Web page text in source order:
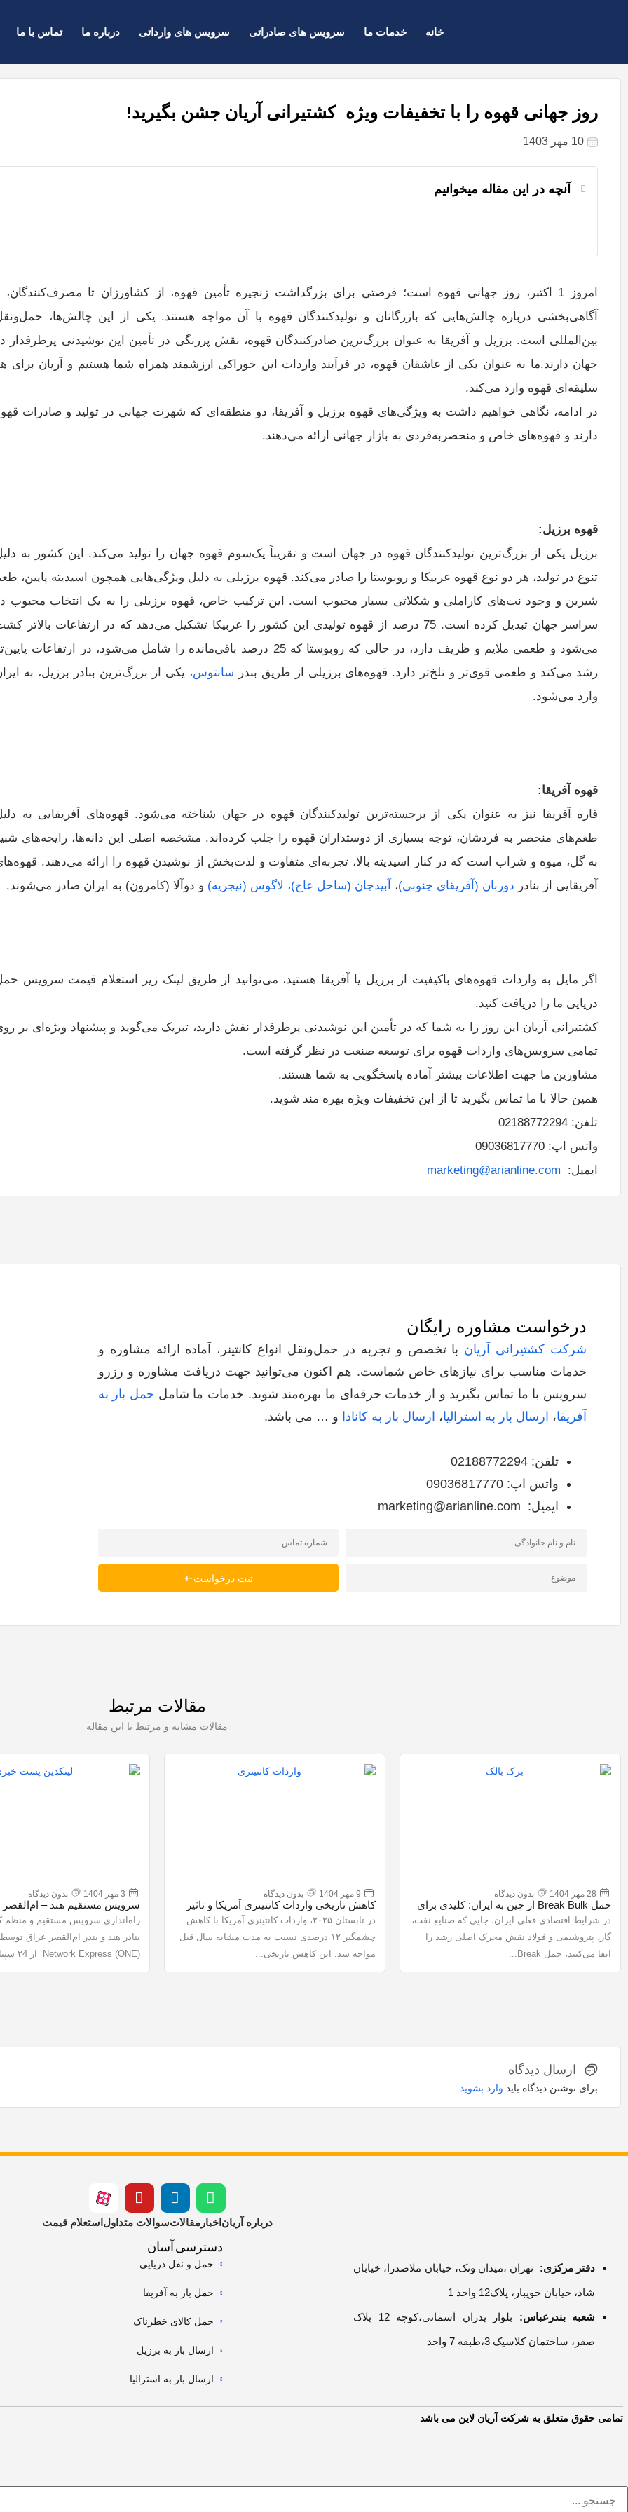
خانه خدمات ما سرویس های صادراتی سرویس های وارداتی درباره ما تماس با ما
روز جهانی قهوه را با تخفیفات ویژه کشتیرانی آریان جشن بگیرید!
10 مهر 1403
آنچه در این مقاله میخوانیم
امروز 1 اکتبر، روز جهانی قهوه است؛ فرصتی برای بزرگداشت زنجیره تأمین قهوه، از کشاورزان تا مصرف‌کنندگان،
آگاهی‌بخشی درباره چالش‌هایی که بازرگانان و تولیدکنندگان قهوه با آن مواجه هستند. یکی از این چالش‌ها،
بین‌المللی است. برزیل و آفریقا به عنوان بزرگ‌ترین صادرکنندگان قهوه، نقش پررنگی در تأمین این نوشیدنی پرطرفدار
جهان دارند.ما به عنوان یکی از عاشقان قهوه، در فرآیند واردات این خوراکی ارزشمند همراه شما هستیم و آریان برای
سلیقه‌ای قهوه وارد می‌کند.
در ادامه، نگاهی خواهیم داشت به ویژگی‌های قهوه برزیل و آفریقا، دو منطقه‌ای که شهرت جهانی در تولید و صادرات
دارند و قهوه‌های خاص و منحصربه‌فردی به بازار جهانی ارائه می‌دهند.
قهوه برزیل:
برزیل یکی از بزرگ‌ترین تولیدکنندگان قهوه در جهان است و تقریباً یک‌سوم قهوه جهان را تولید می‌کند. این کشور به
تنوع در تولید، هر دو نوع قهوه عربیکا و روبوستا را صادر می‌کند. قهوه برزیلی به دلیل ویژگی‌هایی همچون اسیدیته پایین،
شیرین و وجود نت‌های کاراملی و شکلاتی بسیار محبوب است. این ترکیب خاص، قهوه برزیلی را به یک انتخاب محبوب
سراسر جهان تبدیل کرده است. 75 درصد از قهوه تولیدی این کشور را عربیکا تشکیل می‌دهد که در ارتفاعات بالاتر
می‌شود و طعمی ملایم و ظریف دارد، در حالی که روبوستا که 25 درصد باقی‌مانده را شامل می‌شود، در ارتفاعات
رشد می‌کند و طعمی قوی‌تر و تلخ‌تر دارد. قهوه‌های برزیلی از طریق بندر سانتوس، یکی از بزرگ‌ترین بنادر برزیل، به
وارد می‌شود.
قهوه آفریقا:
قاره آفریقا نیز به عنوان یکی از برجسته‌ترین تولیدکنندگان قهوه در جهان شناخته می‌شود. قهوه‌های آفریقایی به
طعم‌های منحصر به فردشان، توجه بسیاری از دوستداران قهوه را جلب کرده‌اند. مشخصه اصلی این دانه‌ها، رایحه‌های
به گل، میوه و شراب است که در کنار اسیدیته بالا، تجربه‌ای متفاوت و لذت‌بخش از نوشیدن قهوه را ارائه می‌دهند.
آفریقایی از بنادر دوربان (آفریقای جنوبی)، آبیدجان (ساحل عاج)، لاگوس (نیجریه) و دوآلا (کامرون) به ایران صادر می‌شوند.
اگر مایل به واردات قهوه‌های باکیفیت از برزیل یا آفریقا هستید، می‌توانید از طریق لینک زیر استعلام قیمت سرویس
دریایی ما را دریافت کنید.
کشتیرانی آریان این روز را به شما که در تأمین این نوشیدنی پرطرفدار نقش دارید، تبریک می‌گوید و پیشنهاد ویژه‌ای بر
تمامی سرویس‌های واردات قهوه برای توسعه صنعت در نظر گرفته است.
مشاورین ما جهت اطلاعات بیشتر آماده پاسخگویی به شما هستند.
همین حالا با ما تماس بگیرید تا از این تخفیفات ویژه بهره مند شوید.
تلفن: 02188772294
واتس اپ: 09036817770
ایمیل: marketing@arianline.com
درخواست مشاوره رایگان
شرکت کشتیرانی آریان با تخصص و تجربه در حمل‌ونقل انواع کانتینر، آماده ارائه مشاوره و
خدمات مناسب برای نیازهای خاص شماست. هم‌ اکنون می‌توانید جهت دریافت مشاوره و رزرو
سرویس با ما تماس بگیرید و از خدمات حرفه‌ای ما بهره‌مند شوید. خدمات ما شامل حمل بار به
آفریقا، ارسال بار به استرالیا، ارسال بار به کانادا و … می باشد.
تلفن: 02188772294
واتس اپ: 09036817770
ایمیل: marketing@arianline.com
ثبت درخواست
مقالات مرتبط
مقالات مشابه و مرتبط با این مقاله
28 مهر 1404 بدون دیدگاه
حمل Break Bulk از چین به ایران: کلیدی برای
پیشرفت پروژه‌های صنعتی و کارخانجات در
۲۰۲۵
در شرایط اقتصادی فعلی ایران، جایی که صنایع نفت،
گاز، پتروشیمی و فولاد نقش محرک اصلی رشد را
ایفا می‌کنند، حمل Break...
9 مهر 1404 بدون دیدگاه
کاهش تاریخی واردات کانتینری آمریکا و تاثیر
آن بر نرخ‌های جهانی حملدر تابستان ۲۰۲۵، واردات کانتینری آمریکا با کاهش
چشمگیر ۱۲ درصدی نسبت به مدت مشابه سال قبل
مواجه شد. این کاهش تاریخی...
3 مهر 1404 بدون دیدگاه
سرویس مستقیم هند – ام‌القصر
برای بنادر ایران
راه‌اندازی سرویس مستقیم و منظم
Network Express (ONE) از ۲4 سپتامبر...
ارسال دیدگاه
برای نوشتن دیدگاه باید وارد بشوید
درباره آریان اخبارمقالاتسوالات متداول استعلام قیمت
دفتر مرکزی: تهران ،میدان ونک، خیابان ملاصدرا، خیابان
شاد، خیابان جویبار، پلاک12 واحد 1
شعبه بندرعباس: بلوار پدران آسمانی،کوچه 12 پلاک
صفر، ساختمان کلاسیک 3،طبقه 7 واحد
دسترسی آسان
حمل و نقل دریایی
حمل بار به آفریقا
حمل کالای خطرناک
ارسال بار به برزیل
ارسال بار به استرالیا
تمامی حقوق متعلق به شرکت آریان لاین می باشد